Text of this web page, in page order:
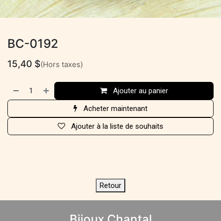
BC-0192
15,40 $(Hors taxes)
Ajouter au panier
Acheter maintenant
Ajouter à la liste de souhaits
Retour